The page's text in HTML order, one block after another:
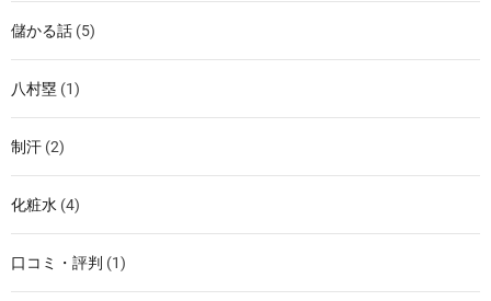
儲かる話 (5)
八村塁 (1)
制汗 (2)
化粧水 (4)
口コミ・評判 (1)